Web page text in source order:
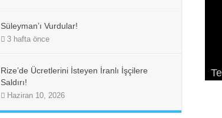
Süleyman’ı Vurdular!
3 hafta önce
Rize’de Ücretlerini İsteyen İranlı İşçilere
Saldırı!
Haziran 10, 2026